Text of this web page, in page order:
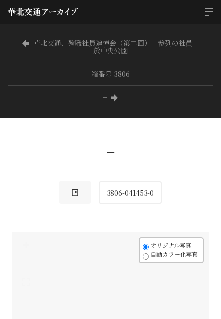
華北交通、殉職社員追悼会（第二回） 参列の社員
於中央公園
箱番号 3806
−
−
3806-041453-0
オリジナル写真
自動カラー化写真